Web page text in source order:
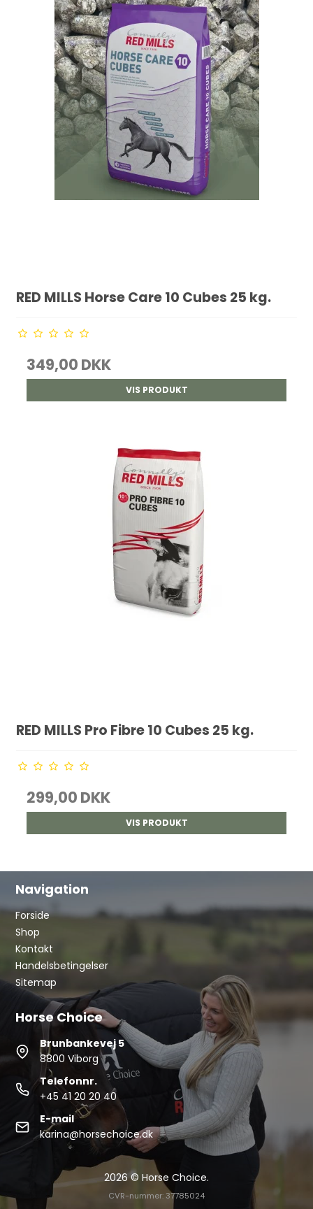
RED MILLS Horse Care 10 Cubes 25 kg.
349,00 DKK
VIS PRODUKT
RED MILLS Pro Fibre 10 Cubes 25 kg.
299,00 DKK
VIS PRODUKT
Navigation
Forside
Shop
Kontakt
Handelsbetingelser
Sitemap
Horse Choice
Brunbankevej 5
8800 Viborg
Telefonnr.
+45 41 20 20 40
E-mail
karina@horsechoice.dk
2026 © Horse Choice.
CVR-nummer: 37785024